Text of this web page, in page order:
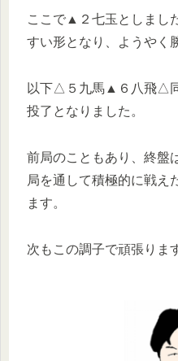
ここで▲２七玉としまし
すい形となり、ようやく
以下△５九馬▲６八飛△
投了となりました。
前局のこともあり、終盤
局を通して積極的に戦え
ます。
次もこの調子で頑張りま